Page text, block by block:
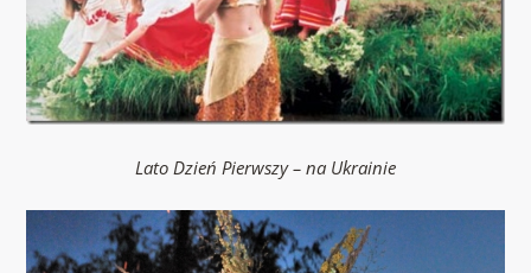
Lato Dzień Pierwszy – na Ukrainie